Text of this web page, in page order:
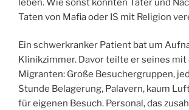
leben. Wie sonst könnten Täter und
Taten von Mafia oder IS mit Religion
Ein schwerkranker Patient bat um
Klinikzimmer. Davor teilte er seines mit
Migranten: Große Besuchergruppen,
Stunde Belagerung, Palavern, kaum
für eigenen Besuch. Personal, das